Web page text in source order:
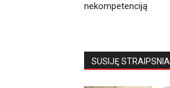
nekompetenciją
SUSIJĘ STRAIPSNIAI